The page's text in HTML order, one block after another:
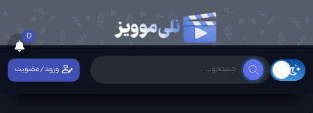
0
ورود/عضویت